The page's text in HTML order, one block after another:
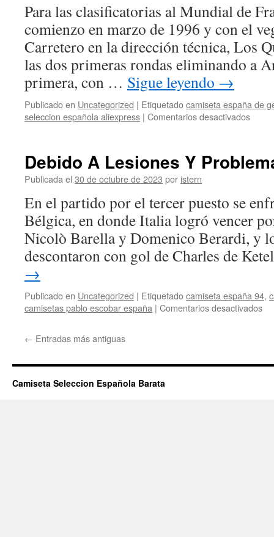
Para las clasificatorias al Mundial de
comienzo en marzo de 1996 y con el
Carretero en la dirección técnica, Los
las dos primeras rondas eliminando a
primera, con … Sigue leyendo →
Publicado en Uncategorized | Etiquetadocamiseta españa de
seleccion española aliexpress | Comentarios desactivadosen
De
Debido A Lesiones Y
Publicada el 30 de octubre de 2023 por istern
En el partido por el tercer puesto se
Bélgica, en donde Italia logró vencer
Nicolò Barella y Domenico Berardi, y
descontaron con gol de Charles de
→
Publicado en Uncategorized | Etiquetadocamiseta españa 94,
camisetas pablo escobar españa | Comentarios desactivadosen
← Entradas más antiguas
Camiseta Seleccion Española Barata